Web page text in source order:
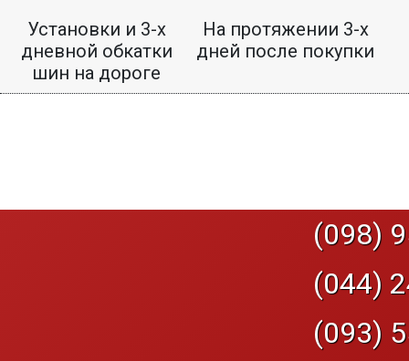
Установки и 3-х
дневной обкатки
шин на дороге
На протяжении 3-х
дней после покупки
(098)
(044)
(093)